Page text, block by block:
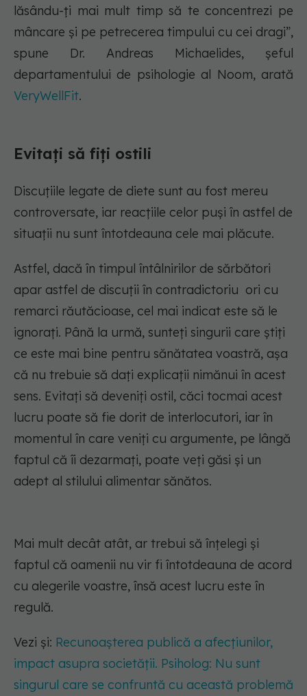
lăsându-ți mai mult timp să te concentrezi pe
mâncare și pe petrecerea timpului cu cei dragi”,
spune Dr. Andreas Michaelides, șeful
departamentului de psihologie al Noom, arată
VeryWellFit.
Evitați să fiți ostili
Discuțiile legate de diete sunt au fost mereu
controversate, iar reacțiile celor puși în astfel de
situații nu sunt întotdeauna cele mai plăcute.
Astfel, dacă în timpul întâlnirilor de sărbători
apar astfel de discuții în contradictoriu ori cu
remarci răutăcioase, cel mai indicat este să le
ignorați. Până la urmă, sunteți singurii care știți
ce este mai bine pentru sănătatea voastră, așa
că nu trebuie să dați explicații nimănui în acest
sens. Evitați să deveniți ostil, căci tocmai acest
lucru poate să fie dorit de interlocutori, iar în
momentul în care veniți cu argumente, pe lângă
faptul că îi dezarmați, poate veți găsi și un
adept al stilului alimentar sănătos.
Mai mult decât atât, ar trebui să înțelegi și
faptul că oamenii nu vir fi întotdeauna de acord
cu alegerile voastre, însă acest lucru este în
regulă.
Vezi și: Recunoașterea publică a afecțiunilor,
impact asupra societății. Psiholog: Nu sunt
singurul care se confruntă cu această problemă